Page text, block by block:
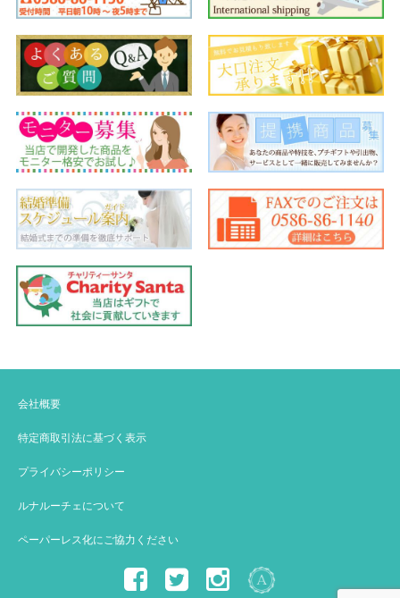
会社概要
特定商取引法に基づく表示
プライバシーポリシー
ルナルーチェについて
ペーパーレス化にご協力ください